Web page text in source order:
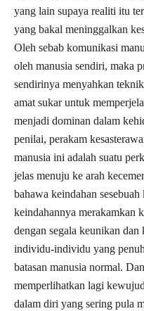
yang lain supaya realiti itu
yang bakal meninggalkan
Oleh sebab komunikasi
oleh manusia sendiri, maka
sendirinya menyahkan
amat sukar untuk
menjadi dominan dalam
penilai, perakam
manusia ini adalah suatu
jelas menuju ke arah
bahawa keindahan sesebuah
keindahannya merakamkan
dengan segala keunikan
individu-individu yang
batasan manusia normal.
memperlihatkan lagi
dalam diri yang sering pula